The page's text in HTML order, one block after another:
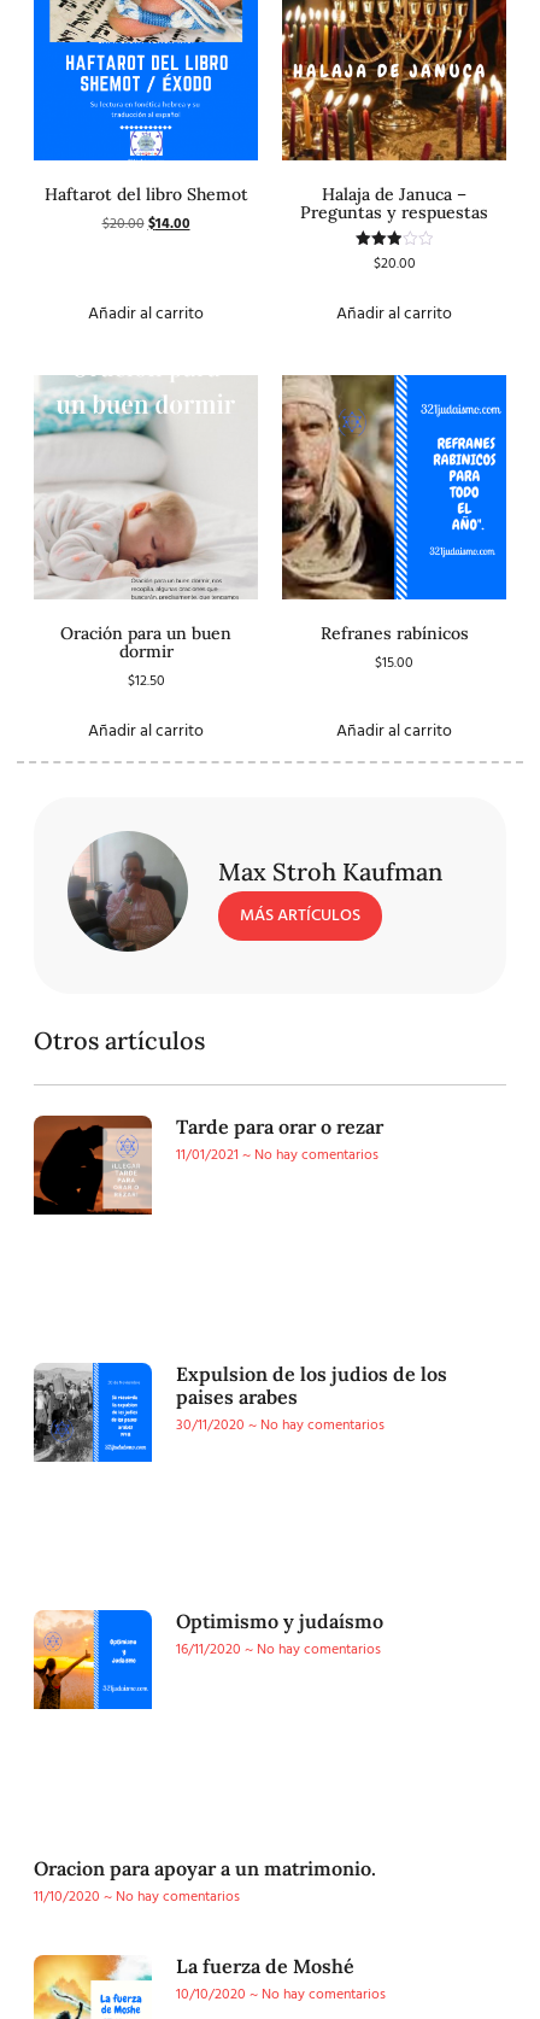
Haftarot del libro Shemot
$20.00$14.00
Añadir al carrito
Halaja de Januca –
Preguntas y respuestas
Valorado
con
$20.00
Añadir al carrito
Oración para un buen
dormir
$12.50
Añadir al carrito
Refranes rabínicos
$15.00
Añadir al carrito
Max Stroh Kaufman
MÁS ARTÍCULOS
Otros artículos
Tarde para orar o rezar
11/01/2021
No hay comentarios
Expulsion de los judios de los
paises arabes
30/11/2020
No hay comentarios
Optimismo y judaísmo
16/11/2020
No hay comentarios
Oracion para apoyar a un matrimonio.
11/10/2020
No hay comentarios
La fuerza de Moshé
10/10/2020
No hay comentarios